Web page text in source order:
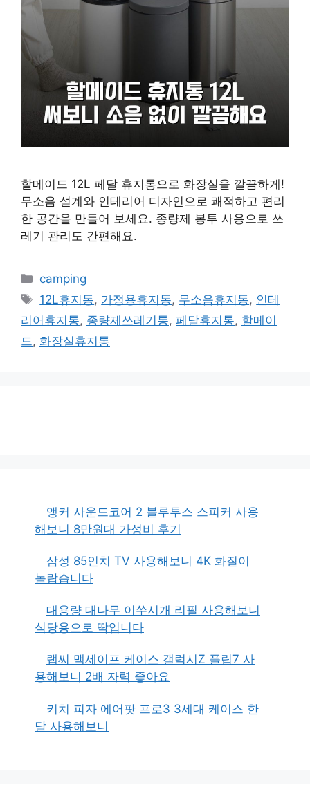
할메이드 12L 페달 휴지통으로 화장실을 깔끔하게!
무소음 설계와 인테리어 디자인으로 쾌적하고 편리
한 공간을 만들어 보세요. 종량제 봉투 사용으로 쓰
레기 관리도 간편해요.
카
테
리
camping
태
그
12L휴지통, 가정용휴지통, 무소음휴지통, 인테
리어휴지통, 종량제쓰레기통, 페달휴지통, 할메이
드 , 화장실휴지통
앵커 사운드코어 2 블루투스 스피커 사용
해보니 8만원대 가성비 후기
삼성 85인치 TV 사용해보니 4K 화질이
놀랍습니다
대용량 대나무 이쑤시개 리필 사용해보니
식당용으로 딱입니다
랩씨 맥세이프 케이스 갤럭시Z 플립7 사
용해보니 2배 자력 좋아요
키치 피자 에어팟 프로3 3세대 케이스 한
달 사용해보니